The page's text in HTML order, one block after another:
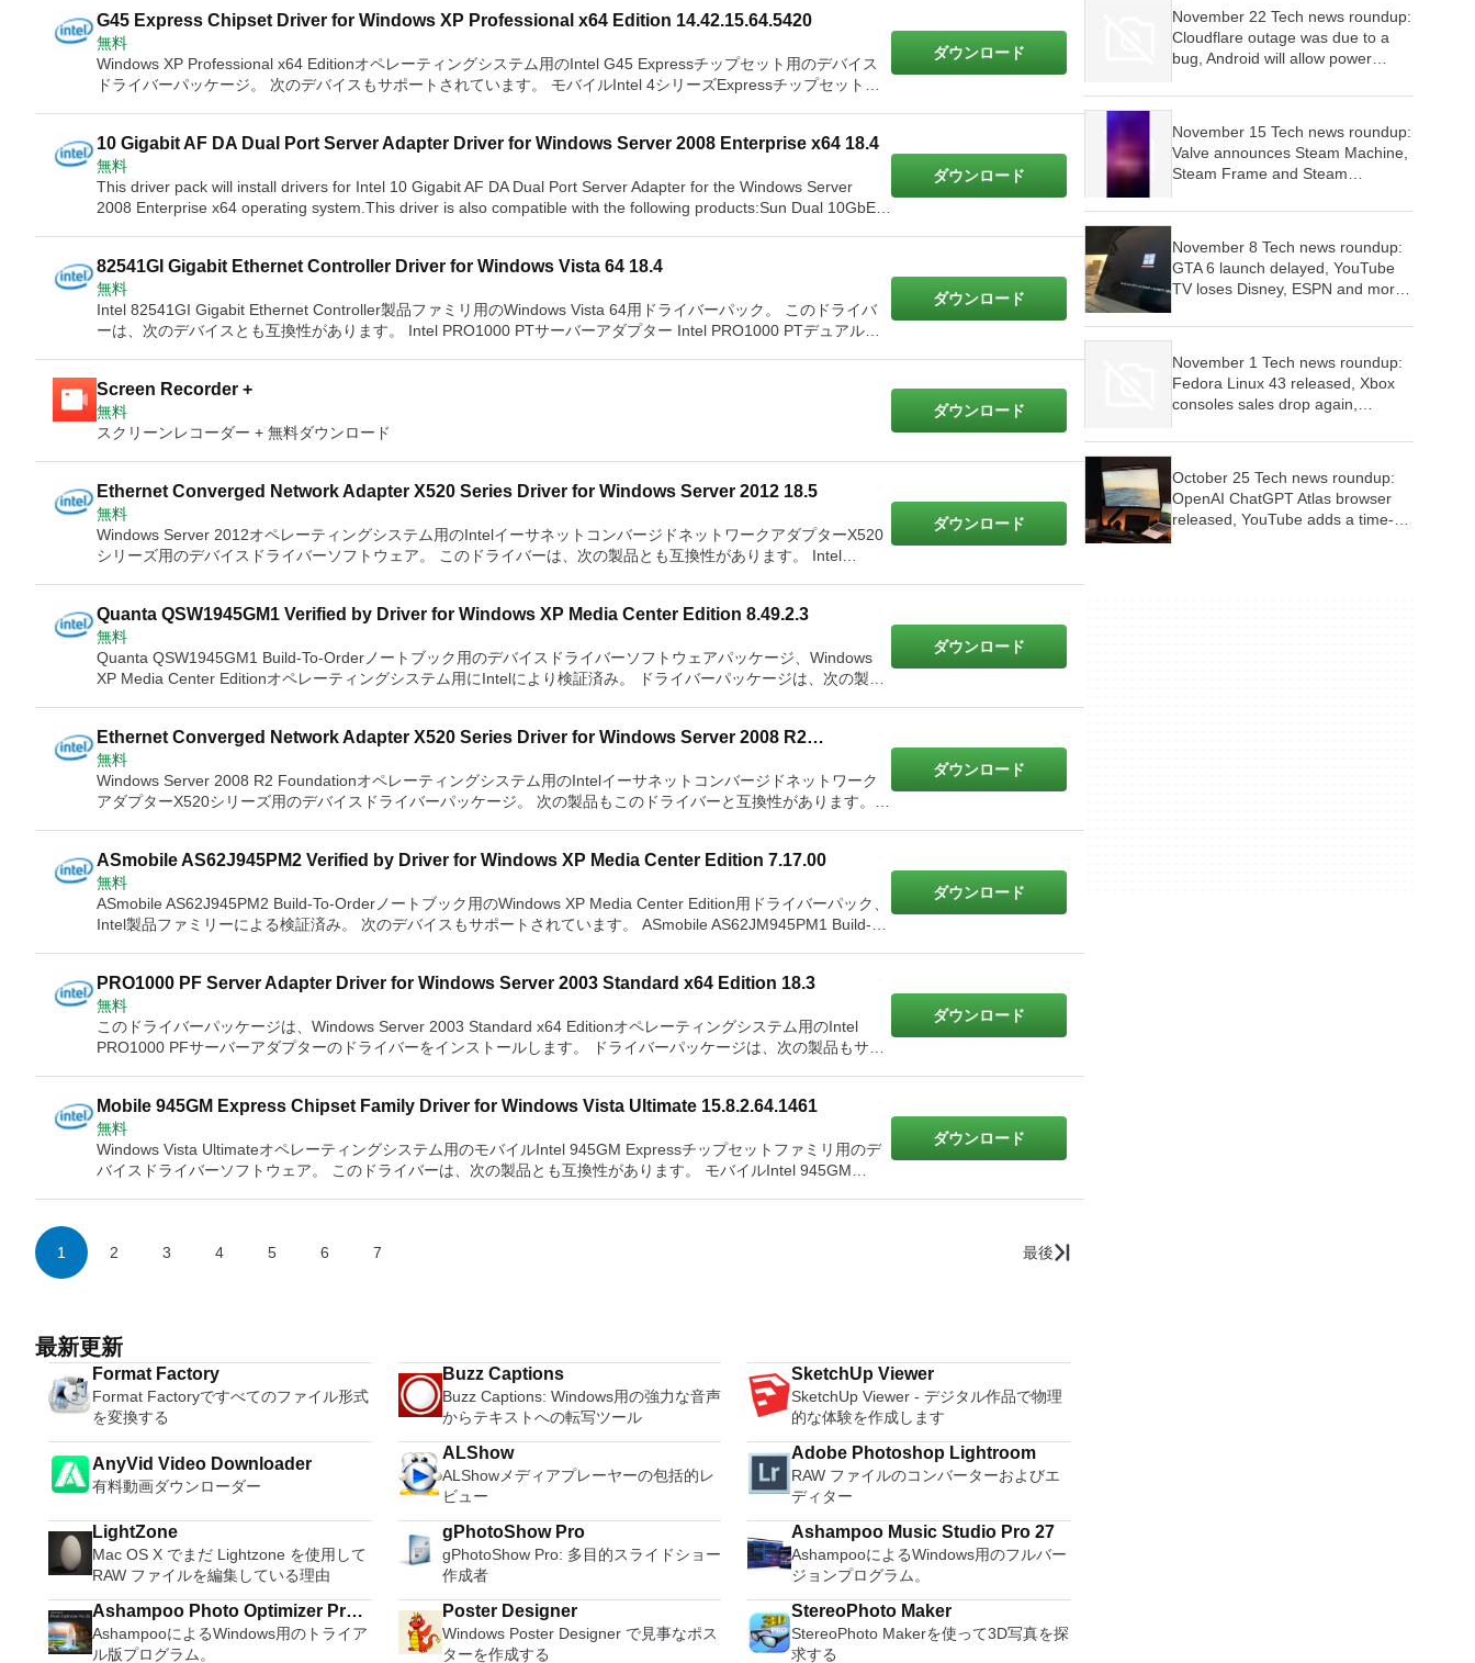
I350-T4 IntelイーサネットサーバーアダプターI350-T2 IntelイーサネットサーバーアダプターI350-F4 Intelイーサネ
ットサーバーアダプターI350-F2 IntelイーサネットサーバーアダプターI340-T4 Intelイーサネットサーバーアダプタ
ーI340-F4 IntelイーサネットコンバージドネットワークアダプターX540-T2 Intelイーサネットコンバージドネット
ワークアダプターX540-T1 IntelイーサネットコンバージドネットワークアダプターX520シリーズ Intelイーサネット
コントローラーX540-AT2 IntelイーサネットコントローラーI350 Intel 82599 10ギガビットイーサネットコントロー
ラー Intel 82598 10ギガビットイーサネットコントローラー Intel 82583Vギガビットイーサネットコントローラー
Intel 82580EBギガビットイーサネットコントローラー Intel 82579ギガビットイーサネットコントローラー Intel
82578ギガビットイーサネットPHY Intel 82577ギガビットイーサネットPHY Intel 82576ギガビットイーサネットコ
ントローラー Intel 82575EBギガビットイーサネットコントローラー Intel 82574ギガビットイーサネットコントロ
ーラー Intel 82573Vギガビットイーサネットコントローラー Intel 82573Lギガビットイーサネットコントローラー
Intel 82573Eギガビットイーサネットコントローラー Intel 82572EIギガビットイーサネットコントローラー Intel
82571EBギガビットイーサネットコントローラー Intel 8256xイーサネットコントローラー Intel 82567ギガビット
イーサネットコントローラー Intel 82566ギガビットイーサネットPHY Intel 82564ギガビットイーサネットPHY
Intel 82563ギガビットイーサネットPHY Intel 82562EZファストイーサネットコントローラ Intel 82562EXファスト
イーサネットコントローラー Intel 82562ETファストイーサネットコントローラー Intel 82562ファストイーサネッ
トコントローラー Intel 82559ERファストイーサネットコントローラー Intel 82559ファストイーサネットコントロ
ーラー Intel 82558 32ビットPCIバスLANコントローラー Intel 82552VファストイーサネットPHY Intel 82550ファス
トイーサネットコントローラ Intel 8254xイーサネットコントローラー Intel 82547GIギガビットイーサネットコント
ローラー Intel 82547EIギガビットイーサネットコントローラー Intel 82546GBギガビットイーサネットコントロー
ラー Intel 82546EBギガビットイーサネットコントローラー Intel 82545GMギガビットイーサネットコントローラー
Intel 82545EMギガビットイーサネットコントローラー Intel 82544GCギガビットイーサネットコントローラー Intel
Ethernet Controller Intel 82541EI Gigabit Ethernet Controller Intel 82540EPギガビットイーサネットコントローラ
ー Intel 82540EMギガビットイーサネットコントローラー Intel 10ギガビットXF SRサーバーアダプター Intel 10ギ
ガビットXF SRデュアルポートサーバーアダプター Intel 10ギガビットXF LRサーバーアダプター Intel 10ギガビッ
トSRデュアルポートExpressModule Intel 10ギガビットCX4デュアルポートサーバーアダプター Intel 10ギガビット
クアッドポートサーバーアダプター Intel PRO1000 PTクアッドポートロープロファイルサーバーアダプター Intel
PRO1000 PTデュアルポートサーバーアダプター Intel PRO1000 PTデスクトップアダプター Intel PRO1000 PFサ
ーバーアダプター Intel PRO1000 PFクアッドポートサーバーアダプター Intel PRO1000 PFデュアルポートサーバ
ーアダプター Intel PRO1000 MTサーバーアダプター Intel PRO1000 MTクアッドポートサーバーアダプター Intel
Intel PRO1000 GTクアッドポートサーバーアダプター Intel PRO1000 GTデスクトップアダプター Intel PRO100サ
ーバーアダプター Intel PRO100アダプター Intel PRO100 S管理アダプター Intel PRO100 Sデュアルポートサーバ
ーアダプター Intel PRO100 Sデスクトップアダプター Intel PRO100 Mデスクトップアダプター Intel Gigabit PTク
アッドポートサーバーExpressModule Intel Gigabit ET2クアッドポートサーバーアダプター Intel Gigabit ETクアッ
ドポートサーバーアダプター Intel Gigabit ETデュアルポートサーバーアダプター Intel Gigabit EFデュアルポートサ
サネットサーバーアダプターX520-SR2 IntelイーサネットサーバーアダプターX520-SR1 Intelイーサネットサーバー
アダプターX520-LR1 IntelイーサネットサーバーアダプターX520-DA2 IntelイーサネットサーバーアダプターX520
シリーズ IntelイーサネットサーバーアダプターI350-T4 IntelイーサネットサーバーアダプターI350-T2 Intelイーサ
ネットサーバーアダプターI350-F4 IntelイーサネットサーバーアダプターI350-F2 Intelイーサネットサーバーアダプ
ターI340-T4 IntelイーサネットサーバーアダプターI340-F4 IntelイーサネットサーバーアダプターI210-T1 Intelイー
サネットコンバージドネットワークアダプターX540-T2 Intelイーサネットコンバージドネットワークアダプター
X540-T1 IntelイーサネットコンバージドネットワークアダプターX520シリーズ Intelイーサネットコントローラー
X540-AT2 IntelイーサネットコントローラーI350 IntelイーサネットコントローラーI210シリーズ Intel 82599 10ギガ
ビットイーサネットコントローラー Intel 82598 10ギガビットイーサネットコントローラー Intel 82580EBギガビッ
トイーサネットコントローラー Intel 82579ギガビットイーサネットコントローラー Intel 82578ギガビットイーサネ
ットPHY Intel 82577ギガビットイーサネットPHY Intel 82576ギガビットイーサネットコントローラー Intel
82575EBギガビットイーサネットコントローラー Intel 82574ギガビットイーサネットコントローラー Intel 82573V
ギガビットイーサネットコントローラー Intel 82573Lギガビットイーサネットコントローラー Intel 82573Eギガビ
ットイーサネットコントローラー Intel 82572EIギガビットイーサネットコントローラー Intel 82571EBギガビット
イーサネットコントローラー Intel 8256xイーサネットコントローラー Intel 82567ギガビットイーサネットコントロ
ーラー Intel 82566ギガビットイーサネットPHY Intel 82564ギガビットイーサネットPHY Intel 82563ギガビットイ
ーサネットPHY Intel 82562EZファストイーサネットコントローラ Intel 82562EXファストイーサネットコントロー
ラー Intel 82562ファストイーサネットコントローラー Intel 82559ファストイーサネットコントローラー Intel
82558 32ビットPCIバスLANコントローラー Intel 82550ファストイーサネットコントローラ Intel 8254xイーサネッ
トコントローラー Intel 82547GIギガビットイーサネットコントローラー Intel 82547EIギガビットイーサネットコン
トローラー Intel 82546GBギガビットイーサネットコントローラー Intel 82546EBギガビットイーサネットコントロ
ーラー Intel 82545GMギガビットイーサネットコントローラー Intel 82545EMギガビットイーサネットコントロー
ラー Intel 82544GCギガビットイーサネットコントローラー Intel 82544EIギガビットイーサネットコントローラー
Intel 82544ギガビットイーサネットコントローラー Intel 82543GCギガビットイーサネットコントローラー Intel
82541PI Gigabit Ethernet Controller Intel 82541GI Gigabit Ethernet Controller Intel 82541EI Gigabit Ethernet
Controller Intel 82540EPギガビットイーサネットコントローラー Intel 82540EMギガビットイーサネットコントロ
ットCX4デュアルポートサーバーアダプター Intel 10ギガビットAT2サーバーアダプター Intel 10ギガビットATサー
バーアダプター Intel 10ギガビットAF DAデュアルポートサーバーアダプター
G45 Express Chipset Driver for Windows XP Professional x64 Edition 14.42.15.64.5420
無料
Windows XP Professional x64 Editionオペレーティングシステム用のIntel G45 Expressチップセット用のデバイス
ドライバーパッケージ。 次のデバイスもサポートされています。 モバイルIntel 4シリーズExpressチップセットフ
ダウンロード
10 Gigabit AF DA Dual Port Server Adapter Driver for Windows Server 2008 Enterprise x64 18.4
無料
This driver pack will install drivers for Intel 10 Gigabit AF DA Dual Port Server Adapter for the Windows Server
2008 Enterprise x64 operating system.This driver is also compatible with the following products:Sun Dual 10GbE
AdapterIntel PRO1000 PT Quad Port Low Profile Server AdapterIntel PRO1000 PT Dual Port Server AdapterIntel
PRO1000 PT Desktop AdapterIntel PRO1000 PF Server AdapterIntel PRO1000 PF Quad Port Server AdapterIntel
PRO1000 PF Dual Port Server AdapterIntel PRO1000 MT Server AdapterIntel PRO1000 MT Quad Port Server
AdapterIntel PRO1000 MT Dual Port Server AdapterIntel PRO1000 MT Desktop AdapterIntel PRO1000 MF Server
PRO100 S Management AdapterIntel PRO100 S Dual Port Server AdapterIntel PRO100 S Desktop AdapterIntel
PRO100 M Desktop AdapterIntel Gigabit PT Quad Port Server ExpressModuleIntel Gigabit ET2 Quad Port Server
AdapterIntel Gigabit ET Quad Port Server AdapterIntel Gigabit ET Dual Port Server AdapterIntel Gigabit EF Dual
Port Server AdapterIntel Gigabit CT Desktop AdapterIntel Ethernet Server Adapter X520-T2Intel Ethernet Server
Server Adapter X520-DA2Intel Ethernet Server Adapter X520 SeriesIntel Ethernet Server Adapter I350-T4Intel
Ethernet Server Adapter I350-T2Intel Ethernet Server Adapter I350-F4Intel Ethernet Server Adapter I350-F2Intel
Ethernet Server Adapter I340-T4Intel Ethernet Server Adapter I340-F4Intel Ethernet Server Adapter I210-T1Intel
Ethernet Converged Network Adapter X540-T2Intel Ethernet Converged Network Adapter X540-T1Intel Ethernet
Converged Network Adapter X520 SeriesIntel Ethernet Controller X540-AT2Intel Ethernet Controller I350Intel
Ethernet Controller I210 SeriesIntel 82599 10 Gigabit Ethernet ControllerIntel 82598 10 Gigabit Ethernet
ControllerIntel 82580EB Gigabit Ethernet ControllerIntel 82579 Gigabit Ethernet ControllerIntel 82578 Gigabit
Ethernet PHYIntel 82577 Gigabit Ethernet PHYIntel 82576 Gigabit Ethernet ControllerIntel 82575EB Gigabit
Ethernet ControllerIntel 82574 Gigabit Ethernet ControllerIntel 82573V Gigabit Ethernet ControllerIntel 82573L
Gigabit Ethernet ControllerIntel 82573E Gigabit Ethernet ControllerIntel 82572EI Gigabit Ethernet ControllerIntel
82571EB Gigabit Ethernet ControllerIntel 8256x Ethernet ControllersIntel 82567 Gigabit Ethernet ControllerIntel
82566 Gigabit Ethernet PHYIntel 82564 Gigabit Ethernet PHYIntel 82563 Gigabit Ethernet PHYIntel 82562EZ Fast
Ethernet ControllerIntel 82562EX Fast Ethernet ControllerIntel 82562 Fast Ethernet ControllersIntel 82559 Fast
Ethernet ControllerIntel 82558 32-bit PCI Bus LAN ControllerIntel 82550 Fast Ethernet ControllerIntel 8254x
Ethernet ControllersIntel 82547GI Gigabit Ethernet ControllerIntel 82547EI Gigabit Ethernet ControllerIntel
82546GB Gigabit Ethernet ControllerIntel 82546EB Gigabit Ethernet ControllerIntel 82545GM Gigabit Ethernet
ControllerIntel 82545EM Gigabit Ethernet ControllerIntel 82544GC Gigabit Ethernet ControllerIntel 82544EI
Gigabit Ethernet ControllerIntel 82544 Gigabit Ethernet ControllerIntel 82543GC Gigabit Ethernet ControllerIntel
82541PI Gigabit Ethernet ControllerIntel 82541GI Gigabit Ethernet ControllerIntel 82541EI Gigabit Ethernet
ControllerIntel 82540EP Gigabit Ethernet ControllerIntel 82540EM Gigabit Ethernet ControllerIntel 10 Gigabit XF
SR Server AdapterIntel 10 Gigabit XF SR Dual Port Server AdapterIntel 10 Gigabit XF LR Server AdapterIntel 10
Gigabit SR Dual Port ExpressModuleIntel 10 Gigabit CX4 Dual Port Server AdapterIntel 10 Gigabit AT2 Server
AdapterIntel 10 Gigabit AT Server AdapterIntel 10 Gigabit AF DA Dual Port Server Adapter
ダウンロード
82541GI Gigabit Ethernet Controller Driver for Windows Vista 64 18.4
無料
Intel 82541GI Gigabit Ethernet Controller製品ファミリ用のWindows Vista 64用ドライバーパック。 このドライバ
ーは、次のデバイスとも互換性があります。 Intel PRO1000 PTサーバーアダプター Intel PRO1000 PTデュアルポ
ドポートサーバーアダプター Intel PRO1000 MTデュアルポートサーバーアダプター Intel PRO1000 MTデスクトッ
プアダプター Intel PRO1000 MFサーバーアダプターLX Intel PRO1000 MFサーバーアダプター Intel PRO1000 MF
デュアルポートサーバーアダプター Intel PRO1000 GTクアッドポートサーバーアダプター Intel PRO1000 GTデス
PRO100 Sデュアルポートサーバーアダプター Intel PRO100 Sデスクトップアダプター Intel PRO100 Mデスクトッ
プアダプター Intel Gigabit ET2クアッドポートサーバーアダプター Intel Gigabit ETクアッドポートサーバーアダプ
ター Intel Gigabit ETデュアルポートサーバーアダプター Intel Gigabit EFデュアルポートサーバーアダプター Intel
Gigabit CTデスクトップアダプター IntelイーサネットサーバーアダプターX520-T2 Intelイーサネットサーバーアダ
プターX520-SR2 IntelイーサネットサーバーアダプターX520-SR1 IntelイーサネットサーバーアダプターX520-LR1
ットサーバーアダプターI350-T4 IntelイーサネットサーバーアダプターI350-T2 Intelイーサネットサーバーアダプタ
ーI350-F4 IntelイーサネットサーバーアダプターI350-F2 IntelイーサネットサーバーアダプターI340-T4 Intelイーサ
ネットサーバーアダプターI340-F4 IntelイーサネットコンバージドネットワークアダプターX540-T2 Intelイーサネ
ットコンバージドネットワークアダプターX540-T1 IntelイーサネットコンバージドネットワークアダプターX520シ
リーズ IntelイーサネットコントローラーX540-AT2 IntelイーサネットコントローラーI350 Intelイーサネットコント
ローラーI210シリーズ Intel 82599 10ギガビットイーサネットコントローラー Intel 82598 10ギガビットイーサネッ
トコントローラー Intel 82583Vギガビットイーサネットコントローラー Intel 82580EBギガビットイーサネットコン
トローラー Intel 82579ギガビットイーサネットコントローラー Intel 82578ギガビットイーサネットPHY Intel
82577ギガビットイーサネットPHY Intel 82576ギガビットイーサネットコントローラー Intel 82575EBギガビット
イーサネットコントローラー Intel 82574ギガビットイーサネットコントローラー Intel 82573Vギガビットイーサネ
ットコントローラー Intel 82573Lギガビットイーサネットコントローラー Intel 82573Eギガビットイーサネットコ
ントローラー Intel 82572EIギガビットイーサネットコントローラー Intel 82571EBギガビットイーサネットコント
ローラー Intel 8256xイーサネットコントローラー Intel 82567ギガビットイーサネットコントローラー Intel 82566
ギガビットイーサネットPHY Intel 82564ギガビットイーサネットPHY Intel 82563ギガビットイーサネットPHY
Intel 82562EZファストイーサネットコントローラ Intel 82562EXファストイーサネットコントローラー Intel
82562ETファストイーサネットコントローラー Intel 82562ファストイーサネットコントローラー Intel 82559ファ
ストイーサネットコントローラー Intel 82558 32ビットPCIバスLANコントローラー Intel 82552Vファストイーサネ
ットPHY Intel 82550ファストイーサネットコントローラ Intel 8254xイーサネットコントローラー Intel 82547GIギ
ガビットイーサネットコントローラー Intel 82547EIギガビットイーサネットコントローラー Intel 82546GBギガビ
ットイーサネットコントローラー Intel 82546EBギガビットイーサネットコントローラー Intel 82545GMギガビット
イーサネットコントローラー Intel 82545EMギガビットイーサネットコントローラー Intel 82544GCギガビットイー
サネットコントローラー Intel 82544EIギガビットイーサネットコントローラー Intel 82544ギガビットイーサネット
コントローラー Intel 82543GCギガビットイーサネットコントローラー Intel 82541PI Gigabit Ethernet Controller
Intel 82541GI Gigabit Ethernet Controller Intel 82541EI Gigabit Ethernet Controller Intel 82540EPギガビットイー
サネットコントローラー Intel 82540EMギガビットイーサネットコントローラー Intel 10ギガビットXF SRサーバー
アダプター Intel 10ギガビットXF SRデュアルポートサーバーアダプター Intel 10ギガビットXF LRサーバーアダプ
ター Intel 10ギガビットCX4デュアルポートサーバーアダプター Intel 10ギガビットAT2サーバーアダプター Intel 10
ダウンロード
Screen Recorder +
無料
スクリーンレコーダー +‬ 無料ダウンロード
ダウンロード
Ethernet Converged Network Adapter X520 Series Driver for Windows Server 2012 18.5
無料
Windows Server 2012オペレーティングシステム用のIntelイーサネットコンバージドネットワークアダプターX520
シリーズ用のデバイスドライバーソフトウェア。 このドライバーは、次の製品とも互換性があります。 Intel
トップアダプター IntelイーサネットサーバーアダプターX520-T2 IntelイーサネットサーバーアダプターX520-SR2
IntelイーサネットサーバーアダプターX520-SR1 IntelイーサネットサーバーアダプターX520-LR1 Intelイーサネット
サーバーアダプターX520-DA2 IntelイーサネットサーバーアダプターX520シリーズ Intelイーサネットサーバーアダ
プターI350-T4 IntelイーサネットサーバーアダプターI350-T2 IntelイーサネットサーバーアダプターI350-F4 Intelイ
ターX540-T2 IntelイーサネットコンバージドネットワークアダプターX540-T1 Intelイーサネットコンバージドネッ
トワークアダプターX520シリーズ IntelイーサネットコントローラーX540-AT2 Intelイーサネットコントローラー
I350 IntelイーサネットコントローラーI210シリーズ Intelイーサネット接続I218-LM Intelイーサネット接続I217-LM
Intel 82599 10ギガビットイーサネットコントローラー Intel 82580EBギガビットイーサネットコントローラー Intel
82579ギガビットイーサネットコントローラー Intel 82578ギガビットイーサネットPHY Intel 82577ギガビットイー
ーラー Intel 82574ギガビットイーサネットコントローラー
ダウンロード
Quanta QSW1945GM1 Verified by Driver for Windows XP Media Center Edition 8.49.2.3
無料
Quanta QSW1945GM1 Build-To-Orderノートブック用のデバイスドライバーソフトウェアパッケージ、Windows
XP Media Center Editionオペレーティングシステム用にIntelにより検証済み。 ドライバーパッケージは、次の製品
ダウンロード
Ethernet Converged Network Adapter X520 Series Driver for Windows Server 2008 R2
Foundation 15.4.2
無料
Windows Server 2008 R2 Foundationオペレーティングシステム用のIntelイーサネットコンバージドネットワーク
アダプターX520シリーズ用のデバイスドライバーパッケージ。 次の製品もこのドライバーと互換性があります。
ーX520シリーズ IntelイーサネットコンバージドネットワークアダプターX520シリーズ
ダウンロード
ASmobile AS62J945PM2 Verified by Driver for Windows XP Media Center Edition 7.17.00
無料
ASmobile AS62J945PM2 Build-To-Orderノートブック用のWindows XP Media Center Edition用ドライバーパック、
Intel製品ファミリーによる検証済み。 次のデバイスもサポートされています。 ASmobile AS62JM945PM1 Build-
ダウンロード
PRO1000 PF Server Adapter Driver for Windows Server 2003 Standard x64 Edition 18.3
無料
このドライバーパッケージは、Windows Server 2003 Standard x64 Editionオペレーティングシステム用のIntel
PRO1000 PFサーバーアダプターのドライバーをインストールします。 ドライバーパッケージは、次の製品もサポ
PTサーバーアダプター Intel PRO1000 PTクアッドポートサーバーアダプター Intel PRO1000 PTクアッドポートロ
ープロファイルサーバーアダプター Intel PRO1000 PTデュアルポートサーバーアダプター Intel PRO1000 PTデス
クトップアダプター Intel PRO1000 PMネットワーク接続 Intel PRO1000 PFサーバーアダプター Intel PRO1000 PF
クアッドポートサーバーアダプター Intel PRO1000 PFデュアルポートサーバーアダプター Intel PRO1000 MTサー
サーバーアダプター Intel PRO1000 GTデスクトップアダプター Intel PRO1000 CTネットワーク接続 Intel PRO100
ダプター Intel PRO100 Mデスクトップアダプター Intel Gigabit PTクアッドポートサーバーExpressModule Intel
Gigabit ET2クアッドポートサーバーアダプター Intel Gigabit ETクアッドポートサーバーアダプター Intel Gigabit
ETデュアルポートサーバーアダプター Intel Gigabit EFデュアルポートサーバーアダプター Intel Gigabit CTデスク
トップアダプター IntelイーサネットサーバーアダプターX520-T2 IntelイーサネットサーバーアダプターX520-SR2
IntelイーサネットサーバーアダプターX520-SR1 IntelイーサネットサーバーアダプターX520-LR1 Intelイーサネット
サーバーアダプターX520-DA2 IntelイーサネットサーバーアダプターX520シリーズ Intelイーサネットサーバーアダ
プターI350-T4 IntelイーサネットサーバーアダプターI350-T2 IntelイーサネットサーバーアダプターI350-F4 Intelイ
ーサネットサーバーアダプターI350-F2 IntelイーサネットサーバーアダプターI340-T4 Intelイーサネットサーバーア
ネットワークアダプターX540-T1 IntelイーサネットコンバージドネットワークアダプターX520シリーズ Intelイーサ
ネットコントローラーX540-AT2 IntelイーサネットコントローラーI350 Intel 82599 10ギガビットイーサネットコン
トローラー Intel 82598 10ギガビットイーサネットコントローラー Intel 82583Vギガビットイーサネットコントロ
ーラー Intel 82580EBギガビットイーサネットコントローラー Intel 82579ギガビットイーサネットコントローラー
Intel 82578ギガビットイーサネットPHY Intel 82577ギガビットイーサネットPHY Intel 82576ギガビットイーサネ
ットコントローラー Intel 82575EBギガビットイーサネットコントローラー Intel 82574ギガビットイーサネットコ
ントローラー Intel 82573Vギガビットイーサネットコントローラー Intel 82573Lギガビットイーサネットコントロ
ダウンロード
Mobile 945GM Express Chipset Family Driver for Windows Vista Ultimate 15.8.2.64.1461
無料
Windows Vista Ultimateオペレーティングシステム用のモバイルIntel 945GM Expressチップセットファミリ用のデ
バイスドライバーソフトウェア。 このドライバーは、次の製品とも互換性があります。 モバイルIntel 945GM
ダウンロード
1 2 3 4 5 6 7 最後
最新更新
Format Factory
Format Factoryですべてのファイル形式
を変換する
Buzz Captions
Buzz Captions: Windows用の強力な音声
からテキストへの転写ツール
SketchUp Viewer
SketchUp Viewer - デジタル作品で物理
的な体験を作成します
AnyVid Video Downloader
有料動画ダウンローダー
ALShow
ALShowメディアプレーヤーの包括的レ
ビュー
Adobe Photoshop Lightroom
RAW ファイルのコンバーターおよびエ
ディター
LightZone
Mac OS X でまだ Lightzone を使用して
RAW ファイルを編集している理由
gPhotoShow Pro
gPhotoShow Pro: 多目的スライドショー
作成者
Ashampoo Music Studio Pro 27
AshampooによるWindows用のフルバー
ジョンプログラム。
Ashampoo Photo Optimizer Pro
26
AshampooによるWindows用のトライア
ル版プログラム。
Poster Designer
Windows Poster Designer で見事なポス
ターを作成する
StereoPhoto Maker
StereoPhoto Makerを使って3D写真を探
求する
November 22 Tech news roundup:
Cloudflare outage was due to a
bug, Android will allow power
plans to make Windows 11 an
November 15 Tech news roundup:
Valve announces Steam Machine,
Steam Frame and Steam
is coming to consoles and mobile
to be optional
November 8 Tech news roundup:
GTA 6 launch delayed, YouTube
TV loses Disney, ESPN and more,
continue
November 1 Tech news roundup:
Fedora Linux 43 released, Xbox
consoles sales drop again,
launched
October 25 Tech news roundup:
OpenAI ChatGPT Atlas browser
released, YouTube adds a time-